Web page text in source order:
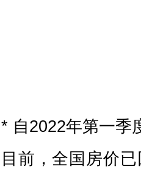
* 自2022年第一季
目前，全国房价